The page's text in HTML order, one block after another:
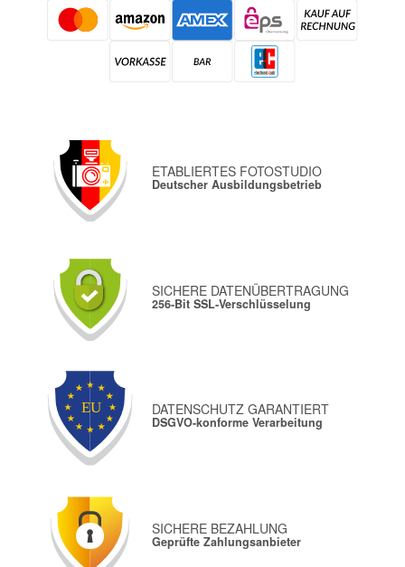
ETABLIERTES FOTOSTUDIO
Deutscher Ausbildungsbetrieb
SICHERE DATENÜBERTRAGUNG
256-Bit SSL-Verschlüsselung
DATENSCHUTZ GARANTIERT
DSGVO-konforme Verarbeitung
SICHERE BEZAHLUNG
Geprüfte Zahlungsanbieter